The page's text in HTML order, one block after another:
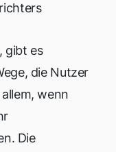
gibt es
die Nutzer
wenn
Die